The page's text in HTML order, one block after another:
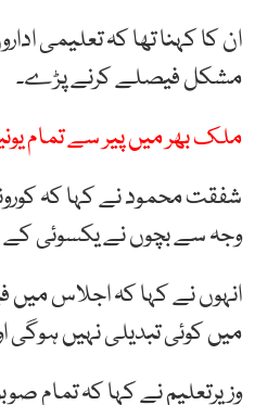
ان کا کہنا تھا کہ تعلیمی
مشکل فیصلے کرنے پڑے۔
ملک بھر میں پیر سے تمام
شفقت محمود نے کہا کہ
وجہ سے بچوں نے یکسوئی کے
انہوں نے کہا کہ اجلاس میں
میں کوئی تبدیلی نہیں ہوگی